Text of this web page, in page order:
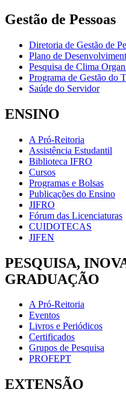
Gestão de Pessoas
Diretoria de Gestão de
Plano de
Pesquisa de Clima
Programa de Gestão do
Saúde do Servidor
ENSINO
A Pró-Reitoria
Assistência Estudantil
Biblioteca IFRO
Cursos
Programas e Bolsas
Publicações do Ensino
JIFRO
Fórum das Licenciaturas
CUIDOTECAS
JIFEN
PESQUISA,
GRADUAÇÃO
A Pró-Reitoria
Eventos
Livros e Periódicos
Certificados
Grupos de Pesquisa
PROFEPT
EXTENSÃO